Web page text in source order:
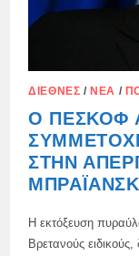
ΔΙΕΘΝΈΣ /ΝΈΑ /
Ο ΠΈΣΚΟΦ
ΣΤΗΝ
ΜΠΡΆΙΑΝΣΚ
Η εκτόξευση
Βρετανούς